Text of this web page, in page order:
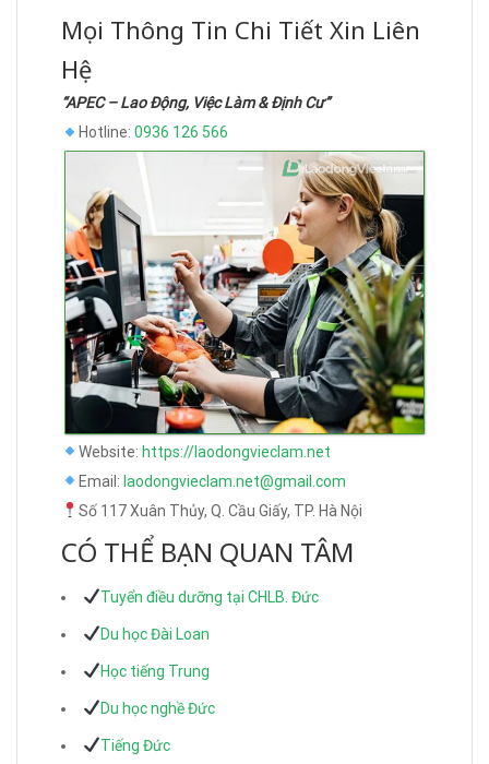
Mọi Thông Tin Chi Tiết Xin Liên
Hệ
“APEC – Lao Động, Việc Làm & Định Cư”
Hotline: 0936 126 566
Website: https://laodongvieclam.net
Email: laodongvieclam.net@gmail.com
Số 117 Xuân Thủy, Q. Cầu Giấy, TP. Hà Nội
CÓ THỂ BẠN QUAN TÂM
Tuyển điều dưỡng tại CHLB. Đức
Du học Đài Loan
Học tiếng Trung
Du học nghề Đức
Tiếng Đức